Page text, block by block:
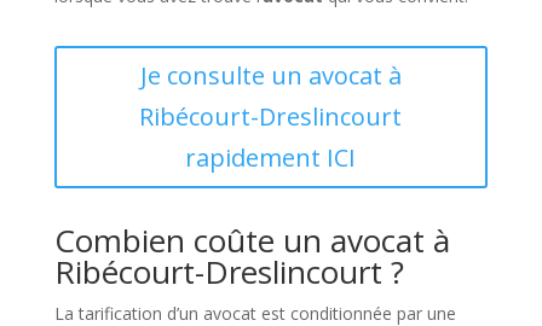
Je consulte un avocat à
Ribécourt-Dreslincourt
rapidement ICI
Combien coûte un avocat à
Ribécourt-Dreslincourt ?
La tarification d’un avocat est conditionnée par une